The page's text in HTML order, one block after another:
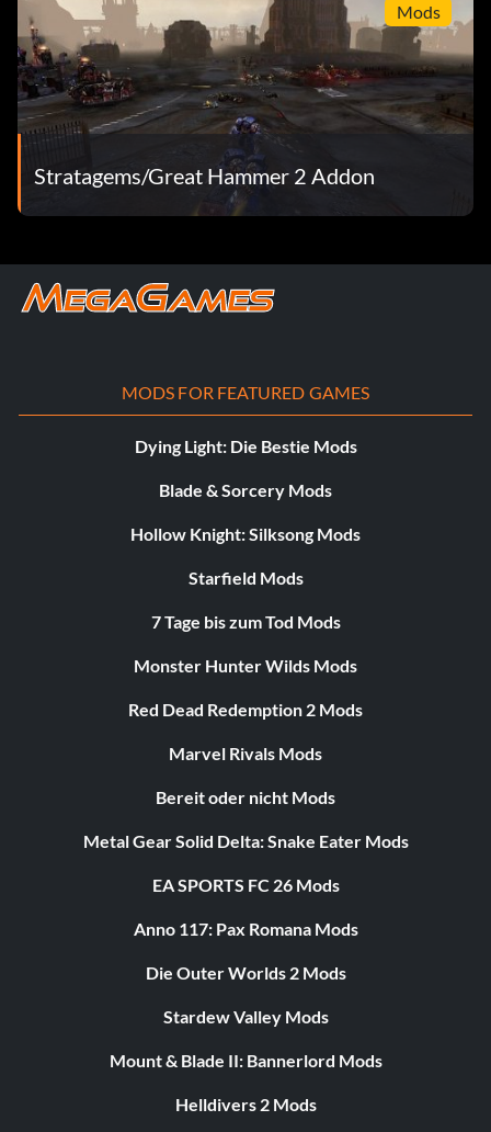
Mods
Stratagems/Great Hammer 2 Addon
MODS FOR FEATURED GAMES
Dying Light: Die Bestie Mods
Blade & Sorcery Mods
Hollow Knight: Silksong Mods
Starfield Mods
7 Tage bis zum Tod Mods
Monster Hunter Wilds Mods
Red Dead Redemption 2 Mods
Marvel Rivals Mods
Bereit oder nicht Mods
Metal Gear Solid Delta: Snake Eater Mods
EA SPORTS FC 26 Mods
Anno 117: Pax Romana Mods
Die Outer Worlds 2 Mods
Stardew Valley Mods
Mount & Blade II: Bannerlord Mods
Helldivers 2 Mods